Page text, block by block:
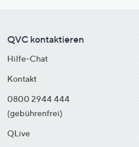
QVC kontaktieren
Hilfe-Chat
Kontakt
0800 2944 444
(gebührenfrei)
QLive